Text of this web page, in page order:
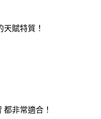
賦特質！
非常適合！